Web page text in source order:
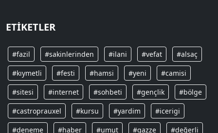
ETIKETLER
#fazil #sakinlerinden #ilani #vefat #alsaç
#kıymetli #festi #hamsi #yeni #camisi
#sitesi #internet #sohbeti #gençlik #bölge
#castroprauxel #kursu #yardim #icerigi
#deneme #haber #umut #gazze #değerli